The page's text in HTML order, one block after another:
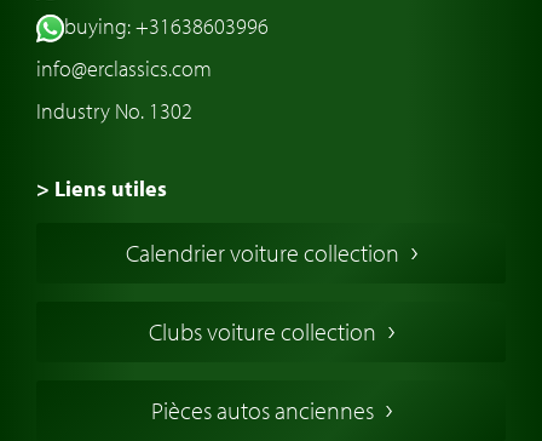
buying: +31638603996
info@erclassics.com
Industry No. 1302
> Liens utiles
Voiture Collection Europe
Voitures Anglaises
Voitures Allemandes
Calendrier voiture collection
Clubs voiture collection
Pièces autos anciennes